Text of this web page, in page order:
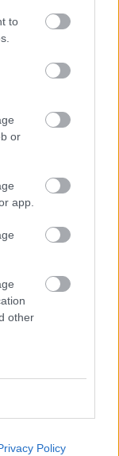
to
or
app.
other
Policy
A HÉTVÉGÉN
Induló és
egy csomó minden
Szólj hozzá!